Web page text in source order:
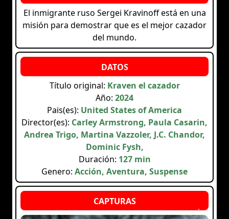
El inmigrante ruso Sergei Kravinoff está en una
misión para demostrar que es el mejor cazador
del mundo.
Título original: Kraven el cazador
Año: 2024
Pais(es): United States of America
Director(es): Carley Armstrong, Paula Casarin,
Andrea Trigo, Martina Vazzoler, J.C. Chandor,
Dominic Fysh,
Duración: 127 min
Genero: Acción, Aventura, Suspense